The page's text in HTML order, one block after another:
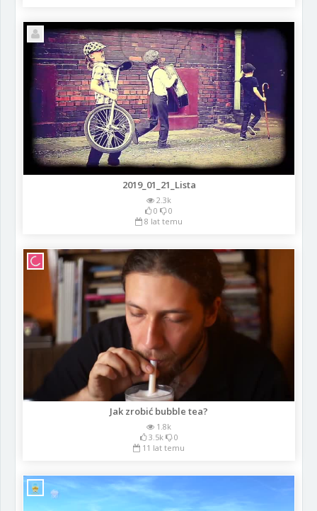
2019_01_21_Lista
2.3k
0
0
8 lat temu
Jak zrobić bubble tea?
1.8k
3.5k
0
11 lat temu